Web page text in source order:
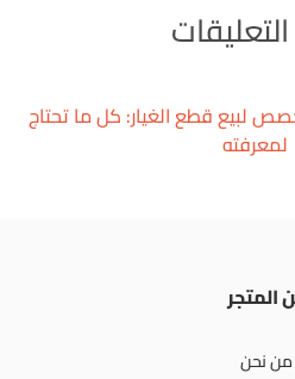
لبيع قطع الغيار: كل ما تحتاج
لمعرفته
المتجر
من نحن